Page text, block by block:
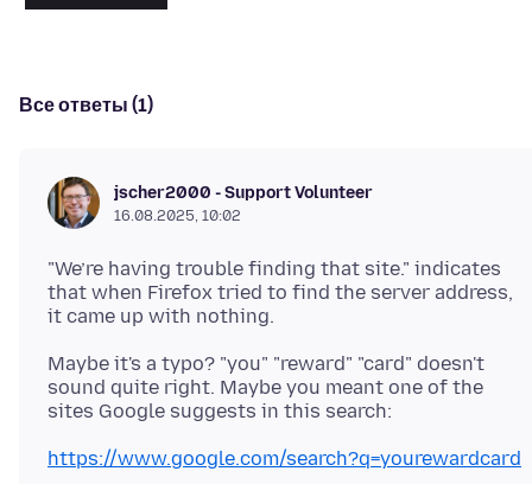
Все ответы (1)
jscher2000 - Support Volunteer
16.08.2025, 10:02
"We’re having trouble finding that site." indicates
that when Firefox tried to find the server address,
Maybe it's a typo? "you" "reward" "card" doesn't
sound quite right. Maybe you meant one of the
https://www.google.com/search?q=yourewardcard